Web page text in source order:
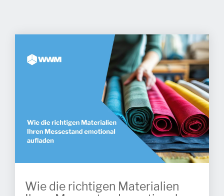
Wie die richtigen Materialien